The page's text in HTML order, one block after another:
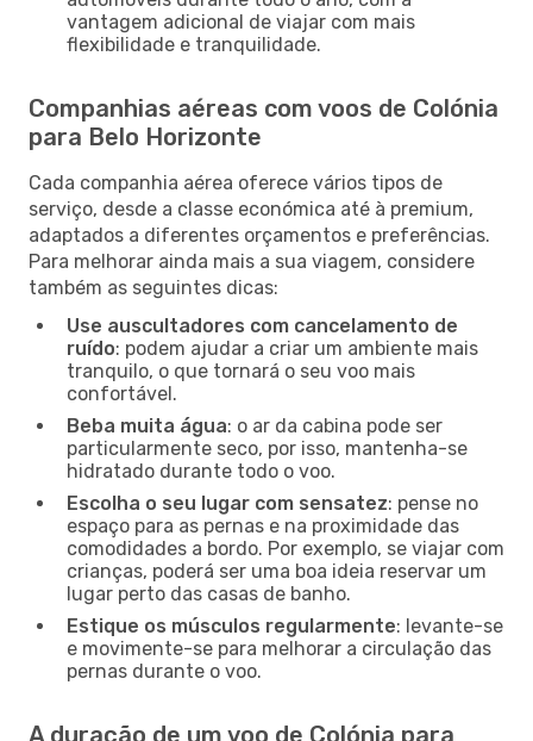
vantagem adicional de viajar com mais
flexibilidade e tranquilidade.
Companhias aéreas com voos de Colónia
para Belo Horizonte
Cada companhia aérea oferece vários tipos de
serviço, desde a classe económica até à premium,
adaptados a diferentes orçamentos e preferências.
Para melhorar ainda mais a sua viagem, considere
também as seguintes dicas:
Use auscultadores com cancelamento de
ruído: podem ajudar a criar um ambiente mais
tranquilo, o que tornará o seu voo mais
confortável.
Beba muita água: o ar da cabina pode ser
particularmente seco, por isso, mantenha-se
hidratado durante todo o voo.
Escolha o seu lugar com sensatez: pense no
espaço para as pernas e na proximidade das
comodidades a bordo. Por exemplo, se viajar com
crianças, poderá ser uma boa ideia reservar um
lugar perto das casas de banho.
Estique os músculos regularmente: levante-se
e movimente-se para melhorar a circulação das
pernas durante o voo.
A duração de um voo de Colónia para